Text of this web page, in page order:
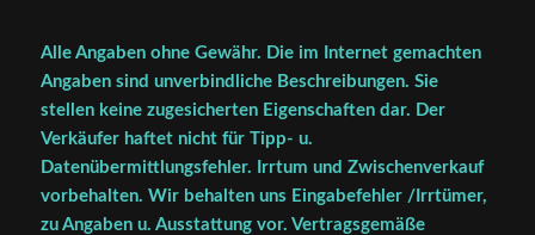
Alle Angaben ohne Gewähr. Die im Internet gemachten
Angaben sind unverbindliche Beschreibungen. Sie
stellen keine zugesicherten Eigenschaften dar. Der
Verkäufer haftet nicht für Tipp- u.
Datenübermittlungsfehler. Irrtum und Zwischenverkauf
vorbehalten. Wir behalten uns Eingabefehler /Irrtümer,
zu Angaben u. Ausstattung vor. Vertragsgemäße